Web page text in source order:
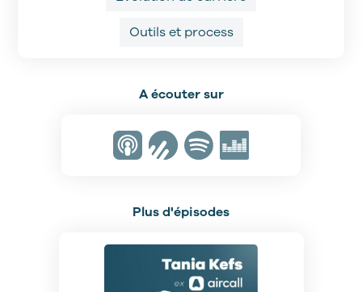
Outils et process
A écouter sur
Plus d'épisodes